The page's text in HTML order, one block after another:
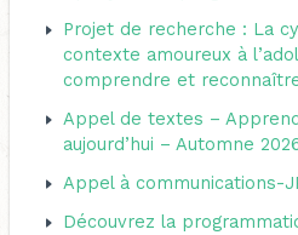
r Projet de recherche : La
contexte amoureux à
comprendre et
Appel de textes –
aujourd’hui – Automne
Appel à communications-
Découvrez la
s